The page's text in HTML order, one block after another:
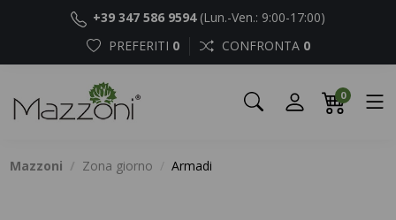
+39 347 586 9594(Lun.-Ven.: 9:00-17:00)
PREFERITI 0 CONFRONTA 0
0
Mazzoni Zona giorno Armadi